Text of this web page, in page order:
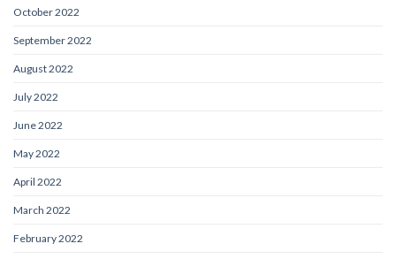
October 2022
September 2022
August 2022
July 2022
June 2022
May 2022
April 2022
March 2022
February 2022